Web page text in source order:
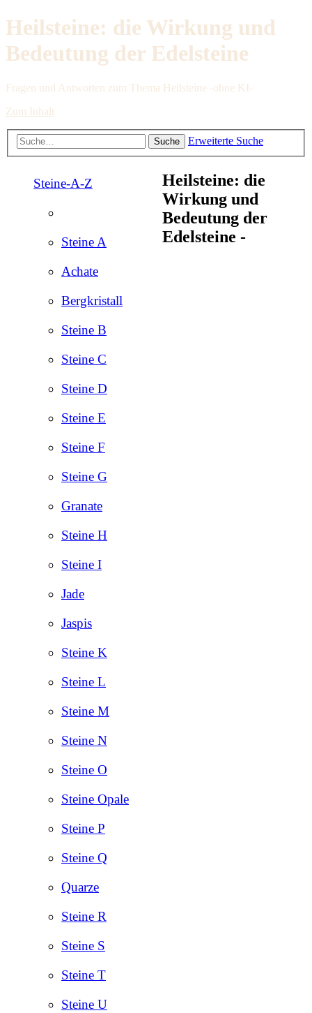
Heilsteine: die Wirkung und
Bedeutung der Edelsteine
Fragen und Antworten zum Thema Heilsteine -ohne KI-
Zum Inhalt
Suche Erweiterte Suche
Steine-A-Z
Steine A
Achate
Bergkristall
Steine B
Steine C
Steine D
Steine E
Steine F
Steine G
Granate
Steine H
Steine I
Jade
Jaspis
Steine K
Steine L
Steine M
Steine N
Steine O
Steine Opale
Steine P
Steine Q
Quarze
Steine R
Steine S
Steine T
Steine U
Heilsteine: die
Wirkung und
Bedeutung der
Edelsteine -